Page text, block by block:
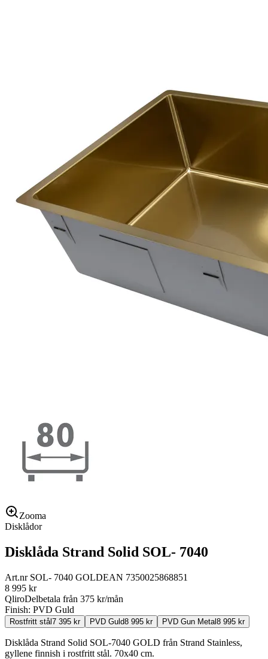
Zooma
Disklådor
Disklåda Strand Solid SOL- 7040
Art.nr SOL- 7040 GOLDEAN 7350025868851
8 995 kr
QliroDelbetala från 375 kr/mån
Finish: PVD Guld
Rostfritt stål 7 395 kr PVD Guld8 995 kr PVD Gun Metal 8 995 kr
Disklåda Strand Solid SOL-7040 GOLD från Strand Stainless,
gyllene finnish i rostfritt stål. 70x40 cm.